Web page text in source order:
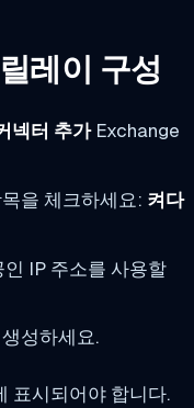
레이 구성
넥터 추가 Exchange
을 체크하세요: 켜다
IP 주소를 사용할
성하세요.
표시되어야 합니다.